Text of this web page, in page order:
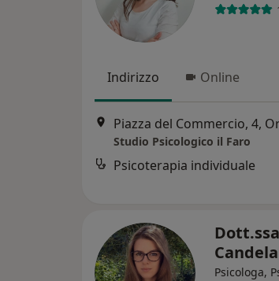
Indirizzo Online
Piazza del Commercio, 4,
Studio Psicologico il Faro
Psicoterapia individuale
Psicologa,